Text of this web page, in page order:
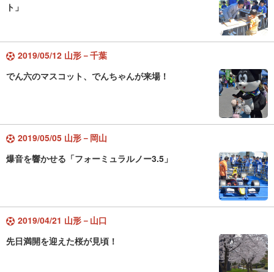
ト」
2019/05/12 山形－千葉
でん六のマスコット、でんちゃんが来場！
2019/05/05 山形－岡山
爆音を響かせる「フォーミュラルノー3.5」
2019/04/21 山形－山口
先日満開を迎えた桜が見頃！